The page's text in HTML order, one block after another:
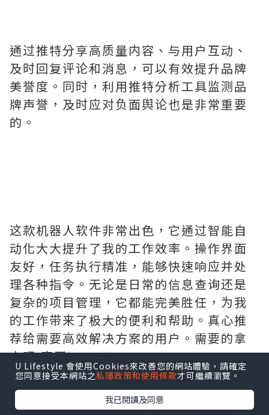
通过推特分享高质量内容、与用户互动、
及时回复评论和消息，可以有效提升品牌
美誉度。同时，利用推特分析工具监测品
牌声誉，及时应对负面舆论也是非常重要
的。
这款机器人软件非常出色，它通过智能自
动化大大提升了我的工作效率。操作界面
友好，任务执行精准，能够快速响应并处
理各种指令。无论是日常的信息查询还是
复杂的项目管理，它都能完美胜任，为我
的工作带来了极大的便利和帮助。真心推
荐给需要高效解决方案的用户。需要的拿
去吧,官网http://www.vst.tw
U Lifestyle 會使用Cookies來改善您的網站體驗，請確定
您同意接受本網站之私隱政策和使用條款才可繼續瀏覽。
我已閱讀及同意